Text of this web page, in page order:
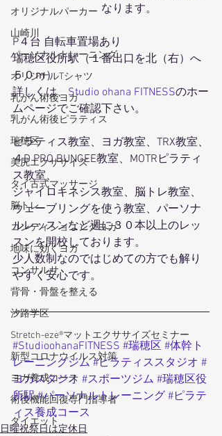
オリジナルパーカー
山崎川
パーソナルトレーニング
オリジナルTシャツ
乳がん術後ヨガ
乳がん術後ピラティス
瑞穂区
美尻エクササイズ
タイ古式マッサージ
脳トレ
コンディショニングヨガ
地味に効くヨガ
コンサルサ
背骨・骨盤を整える
汐路学区
Stretch-eze®マットエクササイズセミナー
新型コロナウイルス対策
ヨガ養成コース
術後機能回復専門指導者
ダイエット
なります。
P４台 自転車置場あり
瑞穂区役所駅（１番出口を北（右）へ
５０ｍ）
詳しくは、Studio ohana FITNESSのホー
ムページでご確認下さい。
ピラティス教室、ヨガ教室、TRX教室、
４D PRO BUNGEE教室、MOTRピラティ
ス教室、
ジャイロキネシス教室、脳トレ教室、
ウェーブリングを使う教室、パーソナ
ルレッスンなど週に３０本以上のレッ
スンを開校しております。
少人数制なのではじめての方でも解り
やすく安心です。
#StudioohanaFITNESS #瑞穂区 #体幹ト
レーニングジム #ピラティススタジオ #
ヨガスタジオ #スポーツジム #瑞穂区役
所駅 #パーソナルトレーニング #ピラテ
ィス養成コース
日曜祝祭日は定休日